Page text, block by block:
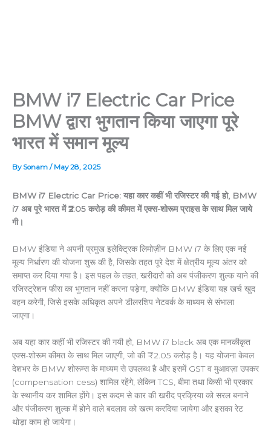
BMW i7 Electric Car Price
BMW द्वारा भुगतान किया जाएगा पूरे
भारत में समान मूल्य
By Sonam / May 28, 2025
BMW i7 Electric Car Price: यहा कार कहीं भी रजिस्टर की गई हो, BMW
i7 अब पूरे भारत में ₹2.05 करोड़ की कीमत में एक्स-शोरूम प्राइस के साथ मिल जाये
गी।
BMW इंडिया ने अपनी प्रमुख इलेक्ट्रिक लिमोज़ीन BMW i7 के लिए एक नई
मूल्य निर्धारण की योजना शुरू की है, जिसके तहत पूरे देश में क्षेत्रीय मूल्य अंतर को
समाप्त कर दिया गया है। इस पहल के तहत, खरीदारों को अब पंजीकरण शुल्क याने की
रजिस्ट्रेशन फीस का भुगतान नहीं करना पड़ेगा, क्योंकि BMW इंडिया यह खर्च खुद
वहन करेगी, जिसे इसके अधिकृत अपने डीलरशिप नेटवर्क के माध्यम से संभाला
जाएगा।
अब यहा कार कहीं भी रजिस्टर की गयी हो, BMW i7 black अब एक मानकीकृत
एक्स-शोरूम कीमत के साथ मिल जाएगी, जो की ₹2.05 करोड़ है। यह योजना केवल
देशभर के BMW शोरूम्स के माध्यम से उपलब्ध है और इसमें GST व मुआवज़ा उपकर
(compensation cess) शामिल रहेंगे, लेकिन TCS, बीमा तथा किसी भी प्रकार
के स्थानीय कर शामिल होंगे। इस कदम से कार की खरीद प्रक्रिया को सरल बनाने
और पंजीकरण शुल्क में होने वाले बदलाव को खत्म करदिया जायेगा और इसका रेट
थोड़ा काम हो जायेगा।